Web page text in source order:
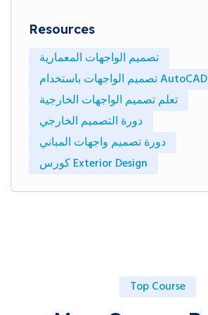
Resources
تصميم الواجهات المعمارية
تصميم الواجهات باستخدام AutoCAD
تعلم تصميم الواجهات الخارجية
دورة التصميم الخارجي
دورة تصميم واجهات المباني
كورس Exterior Design
Top Course